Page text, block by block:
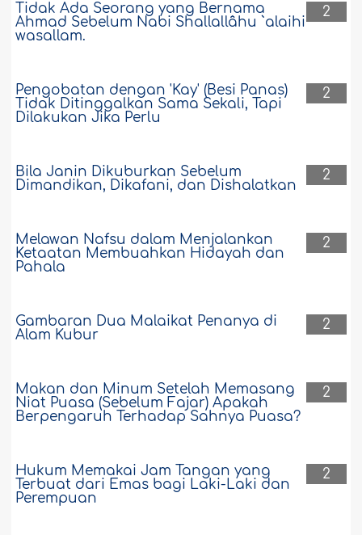
2
Tidak Ada Seorang yang Bernama
Ahmad Sebelum Nabi Shallallâhu `alaihi
wasallam.
2
Pengobatan dengan 'Kay' (Besi Panas)
Tidak Ditinggalkan Sama Sekali, Tapi
Dilakukan Jika Perlu
2
Bila Janin Dikuburkan Sebelum
Dimandikan, Dikafani, dan Dishalatkan
2
Melawan Nafsu dalam Menjalankan
Ketaatan Membuahkan Hidayah dan
Pahala
2
Gambaran Dua Malaikat Penanya di
Alam Kubur
2
Makan dan Minum Setelah Memasang
Niat Puasa (Sebelum Fajar) Apakah
Berpengaruh Terhadap Sahnya Puasa?
2
Hukum Memakai Jam Tangan yang
Terbuat dari Emas bagi Laki-Laki dan
Perempuan